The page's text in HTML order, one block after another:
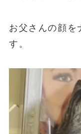
お父さんの顔
す。